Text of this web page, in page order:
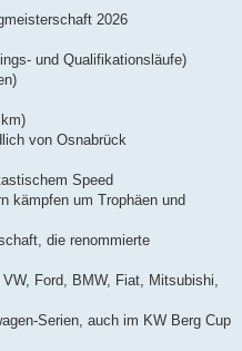
2026
und Qualifikationsläufe)
von Osnabrück
Speed
kämpfen um Trophäen und
die renommierte
Ford, BMW, Fiat, Mitsubishi,
Serien, auch im KW Berg Cup